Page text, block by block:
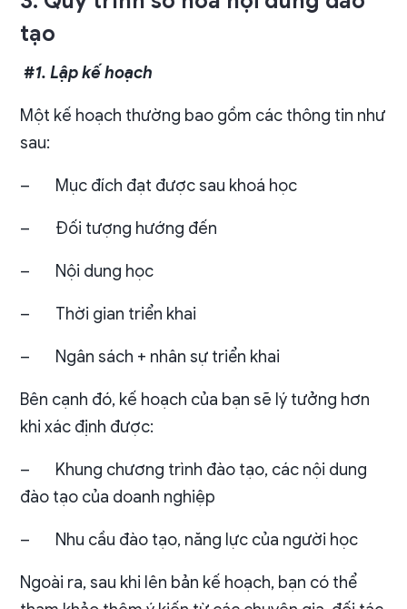
tạo
#1. Lập kế hoạch
Một kế hoạch thường bao gồm các thông tin như
sau:
– Mục đích đạt được sau khoá học
– Đối tượng hướng đến
– Nội dung học
– Thời gian triển khai
– Ngân sách + nhân sự triển khai
Bên cạnh đó, kế hoạch của bạn sẽ lý tưởng hơn
khi xác định được:
–
Khung chương trình đào tạo, các nội dung
đào tạo của doanh nghiệp
– Nhu cầu đào tạo, năng lực của người học
Ngoài ra, sau khi lên bản kế hoạch, bạn có thể